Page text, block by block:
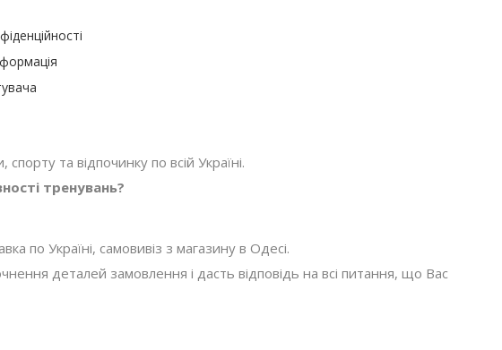
та відпочинку по всій Україні.
тренувань?
по Україні, самовивіз з магазину в Одесі.
деталей замовлення і дасть відповідь на всі питання, що Вас